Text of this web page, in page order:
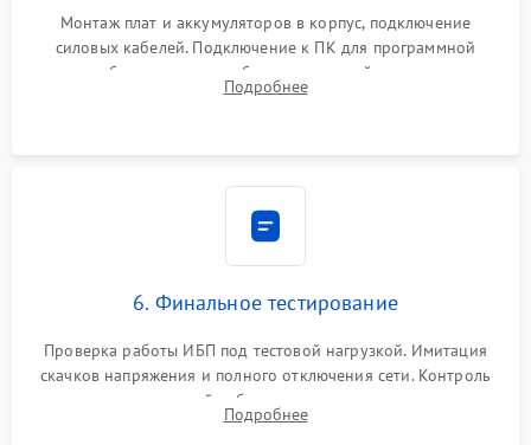
Монтаж плат и аккумуляторов в корпус, подключение
силовых кабелей. Подключение к ПК для программной
калибровки констант батареи, настройки порогов
срабатывания AVR и сброса счетчиков старения АКБ.
Подробнее
6. Финальное тестирование
Проверка работы ИБП под тестовой нагрузкой. Имитация
скачков напряжения и полного отключения сети. Контроль
времени автономной работы, температурного режима и
корректности формы выходного сигнала.
Подробнее